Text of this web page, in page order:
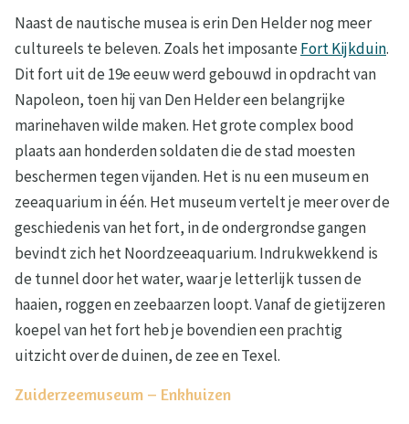
Naast de nautische musea is erin Den Helder nog meer
cultureels te beleven. Zoals het imposante Fort Kijkduin.
Dit fort uit de 19e eeuw werd gebouwd in opdracht van
Napoleon, toen hij van Den Helder een belangrijke
marinehaven wilde maken. Het grote complex bood
plaats aan honderden soldaten die de stad moesten
beschermen tegen vijanden. Het is nu een museum en
zeeaquarium in één. Het museum vertelt je meer over de
geschiedenis van het fort, in de ondergrondse gangen
bevindt zich het Noordzeeaquarium. Indrukwekkend is
de tunnel door het water, waar je letterlijk tussen de
haaien, roggen en zeebaarzen loopt. Vanaf de gietijzeren
koepel van het fort heb je bovendien een prachtig
uitzicht over de duinen, de zee en Texel.
Zuiderzeemuseum – Enkhuizen